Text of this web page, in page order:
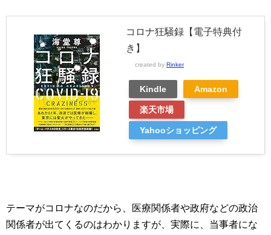
コロナ狂騒録【電子特典付
き】
created by Rinker
Kindle Amazon
楽天市場
Yahooショッピング
テーマがコロナなのだから、医療関係者や政府などの政治
関係者が出てくるのはわかりますが、実際に、当事者にな